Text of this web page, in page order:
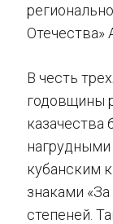
Отечества»
В честь
годовщины
нагрудными
кубанским
знаками
степеней.